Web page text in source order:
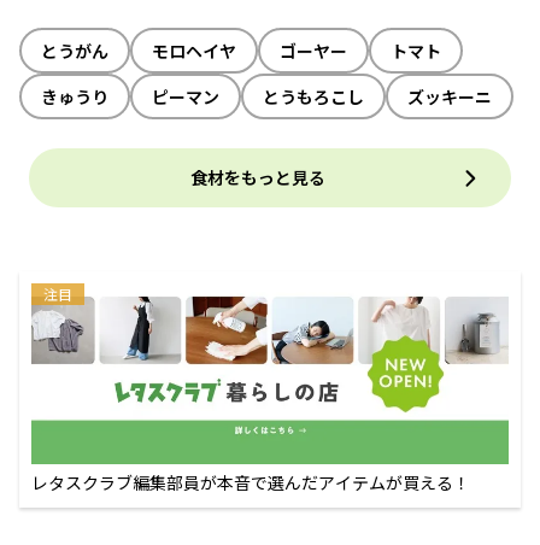
とうがん モロヘイヤ ゴーヤー
トマト
きゅうり
ピーマン とうもろこし ズッキーニ
食材をもっと見る
注目
レタスクラブ編集部員が本音で選んだアイテムが買える！